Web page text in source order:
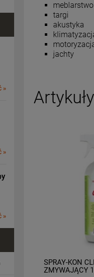
»
»
»
meblarstwo
targi
akustyka
jachty
SPRAY-KON
ZMYWAJĄCY